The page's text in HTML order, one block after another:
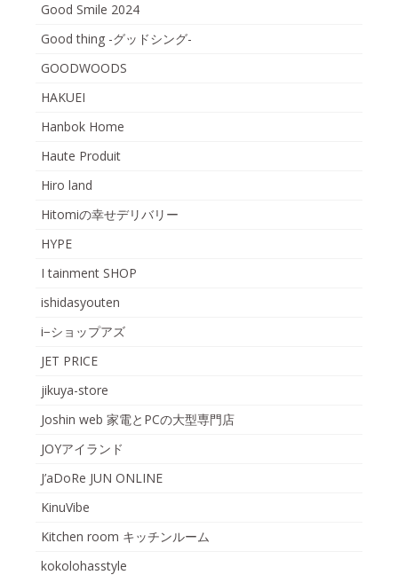
Good Smile 2024
Good thing -グッドシング-
GOODWOODS
HAKUEI
Hanbok Home
Haute Produit
Hiro land
Hitomiの幸せデリバリー
HYPE
I tainment SHOP
ishidasyouten
i−ショップアズ
JET PRICE
jikuya-store
Joshin web 家電とPCの大型専門店
JOYアイランド
J’aDoRe JUN ONLINE
KinuVibe
Kitchen room キッチンルーム
kokolohasstyle